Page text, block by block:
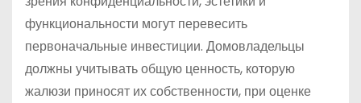
функциональности могут перевесить
первоначальные инвестиции. Домовладельцы
должны учитывать общую ценность, которую
жалюзи приносят их собственности, при оценке